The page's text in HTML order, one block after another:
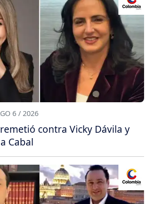
6 / 2026
contra Vicky Dávila y
Cabal